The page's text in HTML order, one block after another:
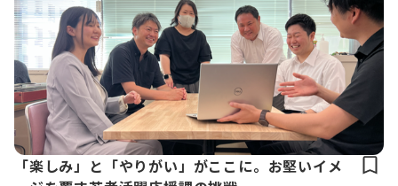
「楽しみ」と「やりがい」がここに。お堅いイメ